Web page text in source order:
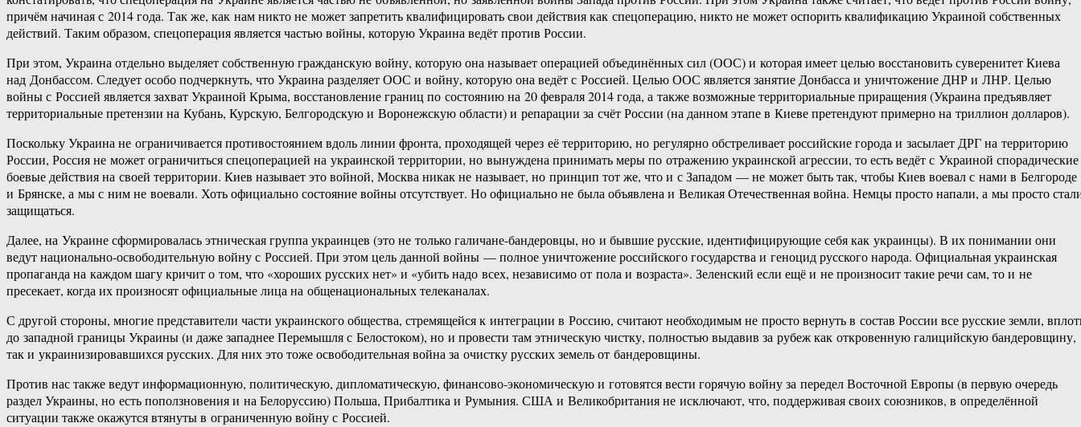
причём начиная с 2014 года. Так же, как нам никто не может запретить квалифицировать свои действия как спецоперацию, никто не может оспорить квалификацию Украиной собственных
действий. Таким образом, спецоперация является частью войны, которую Украина ведёт против России.
При этом, Украина отдельно выделяет собственную гражданскую войну, которую она называет операцией объединённых сил (ООС) и которая имеет целью восстановить суверенитет Киева
над Донбассом. Следует особо подчеркнуть, что Украина разделяет ООС и войну, которую она ведёт с Россией. Целью ООС является занятие Донбасса и уничтожение ДНР и ЛНР. Целью
войны с Россией является захват Украиной Крыма, восстановление границ по состоянию на 20 февраля 2014 года, а также возможные территориальные приращения (Украина предъявляет
территориальные претензии на Кубань, Курскую, Белгородскую и Воронежскую области) и репарации за счёт России (на данном этапе в Киеве претендуют примерно на триллион долларов).
Поскольку Украина не ограничивается противостоянием вдоль линии фронта, проходящей через её территорию, но регулярно обстреливает российские города и засылает ДРГ на территорию
России, Россия не может ограничиться спецоперацией на украинской территории, но вынуждена принимать меры по отражению украинской агрессии, то есть ведёт с Украиной спорадические
боевые действия на своей территории. Киев называет это войной, Москва никак не называет, но принцип тот же, что и с Западом — не может быть так, чтобы Киев воевал с нами в Белгороде
и Брянске, а мы с ним не воевали. Хоть официально состояние войны отсутствует. Но официально не была объявлена и Великая Отечественная война. Немцы просто напали, а мы просто
защищаться.
Далее, на Украине сформировалась этническая группа украинцев (это не только галичане-бандеровцы, но и бывшие русские, идентифицирующие себя как украинцы). В их понимании они
ведут национально-освободительную войну с Россией. При этом цель данной войны — полное уничтожение российского государства и геноцид русского народа. Официальная украинская
пропаганда на каждом шагу кричит о том, что «хороших русских нет» и «убить надо всех, независимо от пола и возраста». Зеленский если ещё и не произносит такие речи сам, то и не
пресекает, когда их произносят официальные лица на общенациональных телеканалах.
С другой стороны, многие представители части украинского общества, стремящейся к интеграции в Россию, считают необходимым не просто вернуть в состав России все русские земли,
до западной границы Украины (и даже западнее Перемышля с Белостоком), но и провести там этническую чистку, полностью выдавив за рубеж как откровенную галицийскую бандеровщину,
так и украинизировавшихся русских. Для них это тоже освободительная война за очистку русских земель от бандеровщины.
Против нас также ведут информационную, политическую, дипломатическую, финансово-экономическую и готовятся вести горячую войну за передел Восточной Европы (в первую очередь
раздел Украины, но есть поползновения и на Белоруссию) Польша, Прибалтика и Румыния. США и Великобритания не исключают, что, поддерживая своих союзников, в определённой
ситуации также окажутся втянуты в ограниченную войну с Россией.